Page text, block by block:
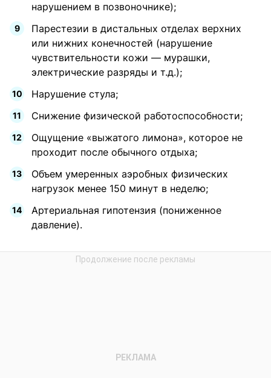
нарушением в позвоночнике);
Парестезии в дистальных отделах верхних
или нижних конечностей (нарушение
чувствительности кожи — мурашки,
электрические разряды и т.д.);
Нарушение стула;
Снижение физической работоспособности;
Ощущение «выжатого лимона», которое не
проходит после обычного отдыха;
Объем умеренных аэробных физических
нагрузок менее 150 минут в неделю;
Артериальная гипотензия (пониженное
давление).